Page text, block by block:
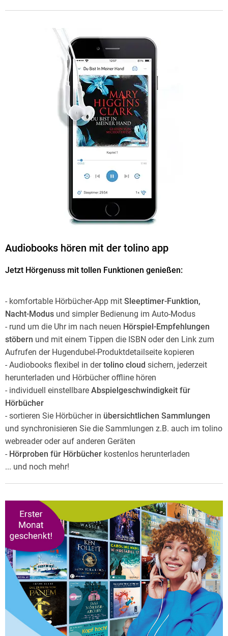
Audiobooks hören mit der tolino app
Jetzt Hörgenuss mit tollen Funktionen genießen:
- komfortable Hörbücher-App mit Sleeptimer-Funktion,
Nacht-Modusund simpler Bedienung im Auto-Modus
- rund um die Uhr im nach neuen Hörspiel-Empfehlungen
stöbern und mit einem Tippen die ISBN oder den Link zum
Aufrufen der Hugendubel-Produktdetailseite kopieren
- Audiobooks flexibel in dertolino cloud sichern, jederzeit
herunterladen und Hörbücher offline hören
- individuell einstellbare Abspielgeschwindigkeit für
Hörbücher
- sortieren Sie Hörbücher in übersichtlichen Sammlungen
und synchronisieren Sie die Sammlungen z.B. auch im tolino
webreader oder auf anderen Geräten
- Hörproben für Hörbücherkostenlos herunterladen
... und noch mehr!